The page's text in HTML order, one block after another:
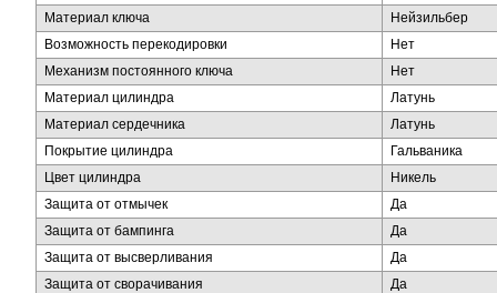
Материал ключа
Нейзильбер
Возможность перекодировки
Нет
Механизм постоянного ключа
Нет
Материал цилиндра
Латунь
Материал сердечника
Латунь
Покрытие цилиндра
Гальваника
Цвет цилиндра
Никель
Защита от отмычек
Да
Защита от бампинга
Да
Защита от высверливания
Да
Защита от сворачивания
Да